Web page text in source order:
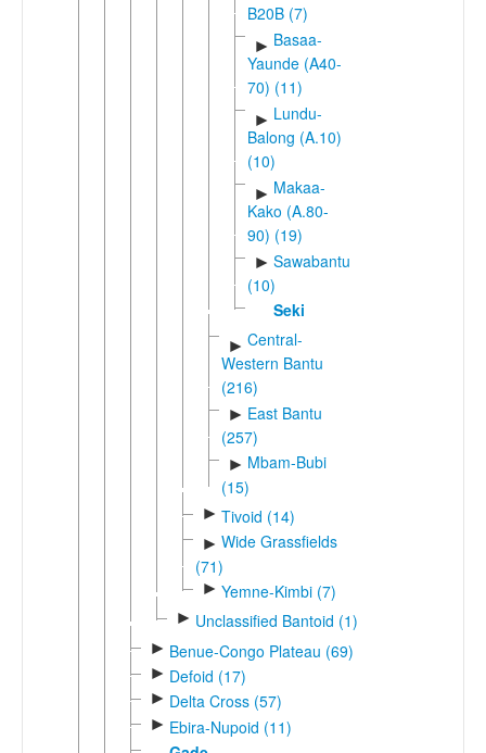
B20B (7)
► Basaa-
Yaunde (A40-
70) (11)
► Lundu-
Balong (A.10)
(10)
► Makaa-
Kako (A.80-
90) (19)
► Sawabantu
(10)
Seki
► Central-
Western Bantu
(216)
► East Bantu
(257)
► Mbam-Bubi
(15)
► Tivoid (14)
► Wide Grassfields
(71)
► Yemne-Kimbi (7)
► Unclassified Bantoid (1)
► Benue-Congo Plateau (69)
► Defoid (17)
► Delta Cross (57)
► Ebira-Nupoid (11)